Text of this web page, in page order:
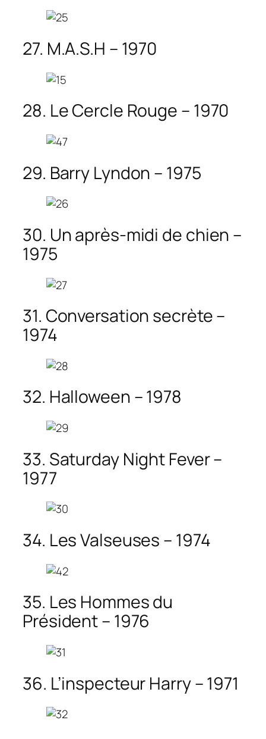
27. M.A.S.H – 1970
28. Le Cercle Rouge – 1970
29. Barry Lyndon – 1975
30. Un après-midi de chien –
1975
31. Conversation secrète –
1974
32. Halloween – 1978
33. Saturday Night Fever –
1977
34. Les Valseuses – 1974
35. Les Hommes du
Président – 1976
36. L’inspecteur Harry – 1971